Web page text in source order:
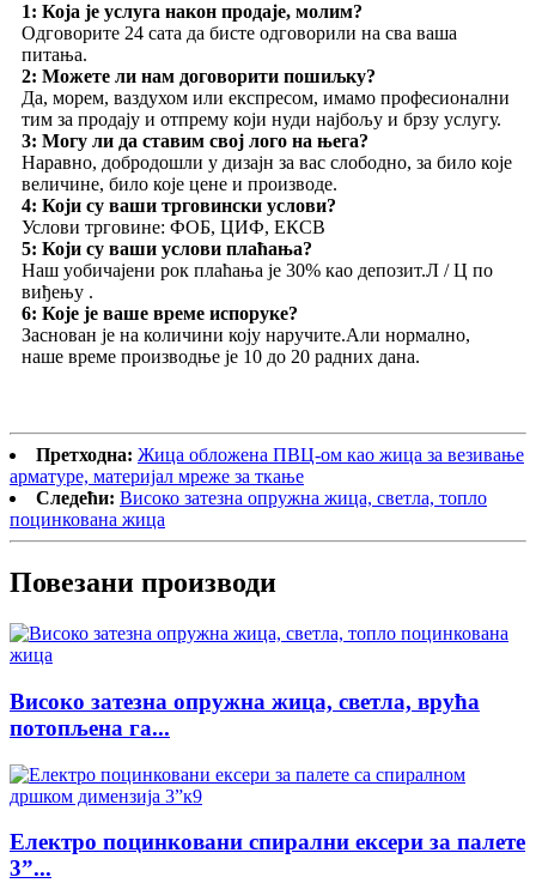
1: Која је услуга након продаје, молим?
Одговорите 24 сата да бисте одговорили на сва ваша
питања.
2: Можете ли нам договорити пошиљку?
Да, морем, ваздухом или експресом, имамо професионални
тим за продају и отпрему који нуди најбољу и брзу услугу.
3: Могу ли да ставим свој лого на њега?
Наравно, добродошли у дизајн за вас слободно, за било које
величине, било које цене и производе.
4: Који су ваши трговински услови?
Услови трговине: ФОБ, ЦИФ, ЕКСВ
5: Који су ваши услови плаћања?
Наш уобичајени рок плаћања је 30% као депозит.Л / Ц по
виђењу .
6: Које је ваше време испоруке?
Заснован је на количини коју наручите.Али нормално,
наше време производње је 10 до 20 радних дана.
Претходна: Жица обложена ПВЦ-ом као жица за везивање
арматуре, материјал мреже за ткање
Следећи: Високо затезна опружна жица, светла, топло
поцинкована жица
Повезани производи
Високо затезна опружна жица, светла, врућа
потопљена га...
Електро поцинковани спирални ексери за палете
3”...